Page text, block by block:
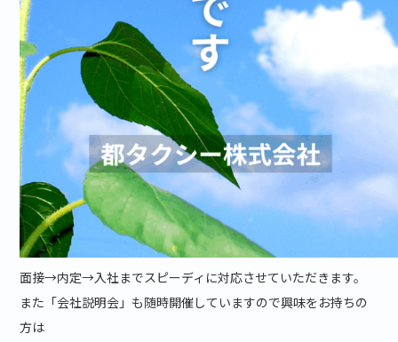
面接→内定→入社までスピーディに対応させていただきます。
また「会社説明会」も随時開催していますので興味をお持ちの
方は